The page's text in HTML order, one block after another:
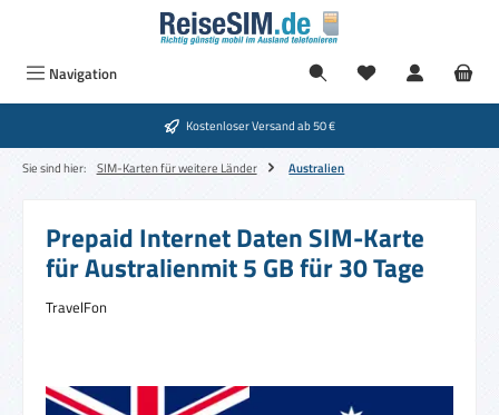
Zum Hauptinhalt springen
Navigation
Kostenloser Versand ab 50 €
Sie sind hier: SIM-Karten für weitere Länder Australien
Prepaid Internet Daten SIM-Karte
für Australienmit 5 GB für 30 Tage
TravelFon